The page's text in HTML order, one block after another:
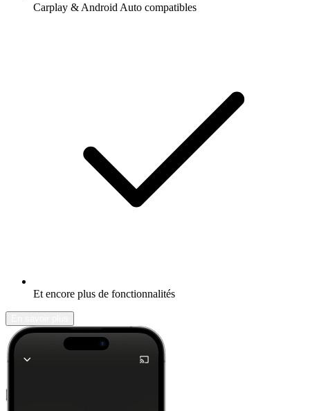
Carplay & Android Auto compatibles
Et encore plus de fonctionnalités